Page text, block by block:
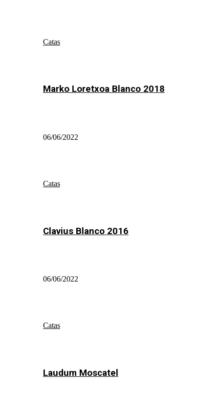
Catas
Marko Loretxoa Blanco 2018
06/06/2022
Catas
Clavius Blanco 2016
06/06/2022
Catas
Laudum Moscatel